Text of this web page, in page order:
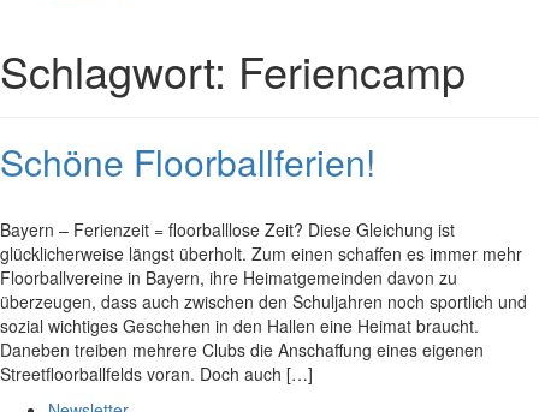
Schlagwort: Feriencamp
Schöne Floorballferien!
Bayern – Ferienzeit = floorballlose Zeit? Diese Gleichung ist
glücklicherweise längst überholt. Zum einen schaffen es immer mehr
Floorballvereine in Bayern, ihre Heimatgemeinden davon zu
überzeugen, dass auch zwischen den Schuljahren noch sportlich und
sozial wichtiges Geschehen in den Hallen eine Heimat braucht.
Daneben treiben mehrere Clubs die Anschaffung eines eigenen
Streetfloorballfelds voran. Doch auch […]